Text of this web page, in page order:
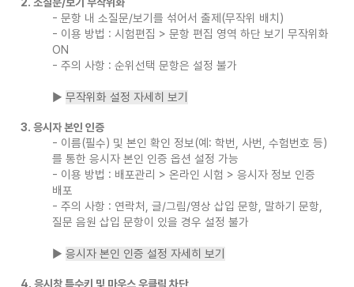
- 문항 내 소질문/보기를 섞어서 출제(무작위 배치)
- 이용 방법 : 시험편집 > 문항 편집 영역 하단 보기 무작위화
ON
- 주의 사항 : 순위선택 문항은 설정 불가
▶ 무작위화 설정 자세히 보기
3. 응시자 본인 인증
​- 이름(필수) 및 본인 확인 정보(예: 학번, 사번, 수험번호 등)
를 통한 응시자 본인 인증 옵션 설정 가능
- 이용 방법 : 배포관리 > 온라인 시험 > 응시자 정보 인증
배포
- 주의 사항 : 연락처, 글/그림/영상 삽입 문항, 말하기 문항,
질문 음원 삽입 문항이 있을 경우 설정 불가
▶ 응시자 본인 인증 설정 자세히 보기
4. 응시창 특수키 및 마우스 우클릭 차단